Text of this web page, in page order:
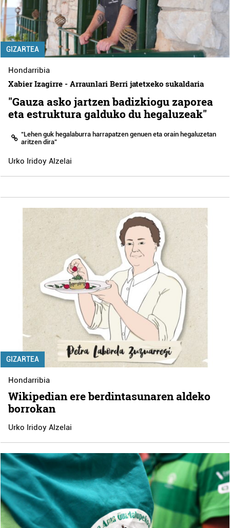
GIZARTEA
Hondarribia
Xabier Izagirre - Arraunlari Berri jatetxeko sukaldaria
"Gauza asko jartzen badizkiogu zaporea
eta estruktura galduko du hegaluzeak"
“Lehen guk hegalaburra harrapatzen genuen eta orain hegaluzetan
aritzen dira”
Urko Iridoy Alzelai
GIZARTEA
Hondarribia
Wikipedian ere berdintasunaren aldeko
borrokan
Urko Iridoy Alzelai